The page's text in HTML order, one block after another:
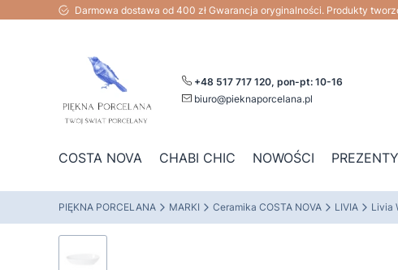
Darmowa dostawa od 400 zł Gwarancja oryginalności. Produkty
+48 517 717 120, pon-pt: 10-16
biuro@pieknaporcelana.pl
COSTA NOVA CHABI CHIC NOWOŚCI PREZENTY
PIĘKNA PORCELANA MARKI Ceramika COSTA NOVA LIVIA Livia